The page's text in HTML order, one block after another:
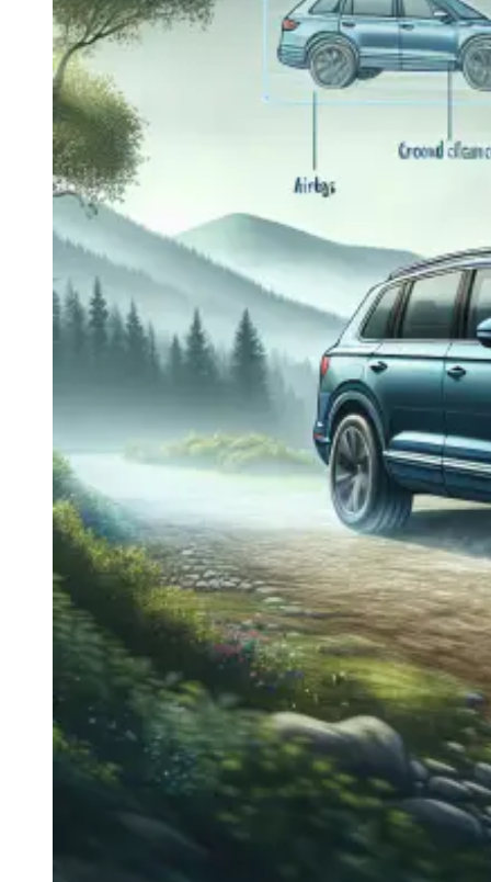
Navigatie Duster 2011
Navigatie Duster 2019
Navigatie Audi A3 8p
Navigatie Audi A4
Navigatie Audi A5
Navigatie Audi A6 C5
Navigatie Audi A6 C6
Navigatie Audi A6 C7
Navigatie Audi Q5
Ford
Navigație Ford Fiesta
Navigație Ford Focus 1
Navigație Ford Focus 2
Navigație Ford Focus MK3
Navigație Ford Mondeo MK3
Navigație Ford Mondeo MK4
Navigație Ford Transit
Mercedes
Navigație Mercedes C Class W203
Navigație Mercedes C Class W204
Navigație Mercedes W203
Navigație Mercedes W204
Navigație Mercedes W211
Navigație Mercedes Sprinter
Passat
Navigație Passat B5
Navigație Passat B5 5
Navigație Passat B6
Navigație Passat B7
Navigație Passat B8
Navigație Passat CC
Skoda
Navigație Skoda Fabia 1
Navigație Skoda Fabia 2
Navigație Skoda Octavia 1
Navigație Skoda Octavia 2
Navigație Skoda Octavia 3
Navigație Skoda Rapid
Navigație Skoda Superb 1
Navigație Skoda Superb 2